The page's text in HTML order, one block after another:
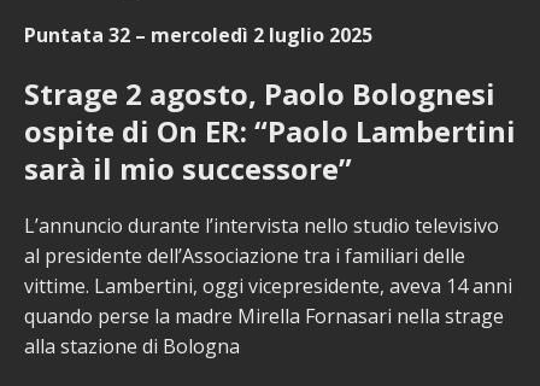
Puntata 32 – mercoledì 2 luglio 2025
Strage 2 agosto, Paolo Bolognesi
ospite di On ER: “Paolo Lambertini
sarà il mio successore”
L’annuncio durante l’intervista nello studio televisivo
al presidente dell’Associazione tra i familiari delle
vittime. Lambertini, oggi vicepresidente, aveva 14 anni
quando perse la madre Mirella Fornasari nella strage
alla stazione di Bologna